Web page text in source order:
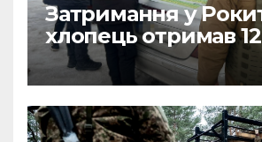
Затримання у
хлопець отримав
Євро за допомогу
чоловікам